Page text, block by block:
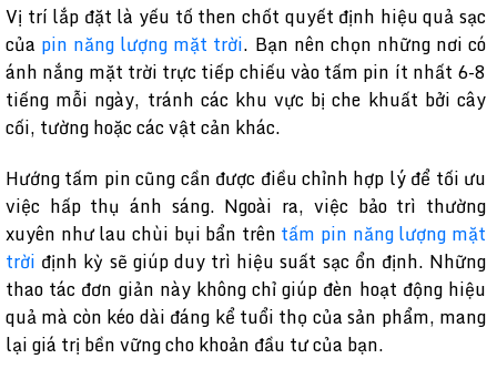
Vị trí lắp đặt là yếu tố then chốt quyết định hiệu quả sạc
của pin năng lượng mặt trời. Bạn nên chọn những nơi có
ánh nắng mặt trời trực tiếp chiếu vào tấm pin ít nhất 6-8
tiếng mỗi ngày, tránh các khu vực bị che khuất bởi cây
cối, tường hoặc các vật cản khác.
Hướng tấm pin cũng cần được điều chỉnh hợp lý để tối ưu
việc hấp thụ ánh sáng. Ngoài ra, việc bảo trì thường
xuyên như lau chùi bụi bẩn trên tấm pin năng lượng mặt
trời định kỳ sẽ giúp duy trì hiệu suất sạc ổn định. Những
thao tác đơn giản này không chỉ giúp đèn hoạt động hiệu
quả mà còn kéo dài đáng kể tuổi thọ của sản phẩm, mang
lại giá trị bền vững cho khoản đầu tư của bạn.